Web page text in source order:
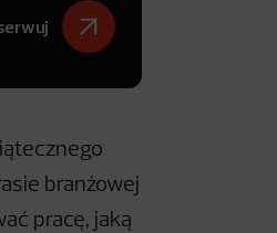
branżowej
pracę, jaką